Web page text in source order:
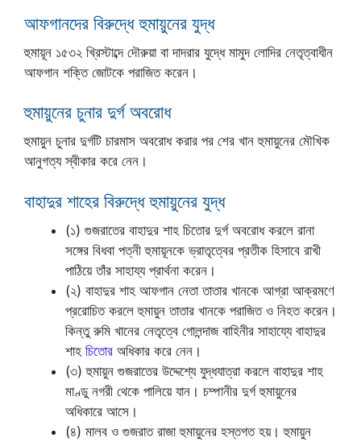
আফগানদের বিরুদ্ধে হুমায়ুনের যুদ্ধ
হুমায়ূন ১৫৩২ খ্রিস্টাব্দে দৌরুয়া বা দাদরার যুদ্ধে মামুদ লোদির নেতৃত্বাধীন
আফগান শক্তি জোটকে পরাজিত করেন।
হুমায়ুনের চুনার দুর্গ অবরোধ
হুমায়ুন চুনার দুর্গটি চারমাস অবরোধ করার পর শের খান হুমায়ুনের মৌখিক
আনুগত্য স্বীকার করে নেন।
বাহাদুর শাহের বিরুদ্ধে হুমায়ুনের যুদ্ধ
(১) গুজরাতের বাহাদুর শাহ চিতোর দুর্গ অবরোধ করলে রানা
সঙ্গের বিধবা পত্নী হুমায়ূনকে ভ্রাতৃত্বের প্রতীক হিসাবে রাখী
পাঠিয়ে তাঁর সাহায্য প্রার্থনা করেন।
(২) বাহাদুর শাহ আফগান নেতা তাতার খানকে আগ্রা আক্রমণে
প্ররোচিত করলে হুমায়ুন তাতার খানকে পরাজিত ও নিহত করেন।
কিন্তু রুমি খানের নেতৃত্বে গোলন্দাজ বাহিনীর সাহায্যে বাহাদুর
শাহ চিতোর অধিকার করে নেন।
(৩) হুমায়ুন গুজরাতের উদ্দেশ্যে যুদ্ধযাত্রা করলে বাহাদুর শাহ
মাণ্ডু নগরী থেকে পালিয়ে যান। চম্পানীর দুর্গ হুমায়ুনের
অধিকারে আসে।
(৪) মালব ও গুজরাত রাজা হুমায়ুনের হস্তগত হয়। হুমায়ুন